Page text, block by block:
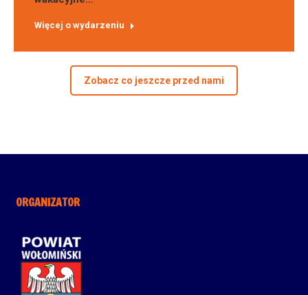
Więcej o wydarzeniu
Zobacz co jeszcze przed nami
ORGANIZATOR